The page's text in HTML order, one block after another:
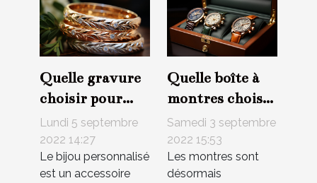
Quelle gravure
choisir pour
personnaliser
son bijou ?
Lundi 5 septembre
2022 14:27
Le bijou personnalisé
est un accessoire
Quelle boîte à
montres choisir
?
Samedi 3 septembre
2022 15:53
Les montres sont
désormais